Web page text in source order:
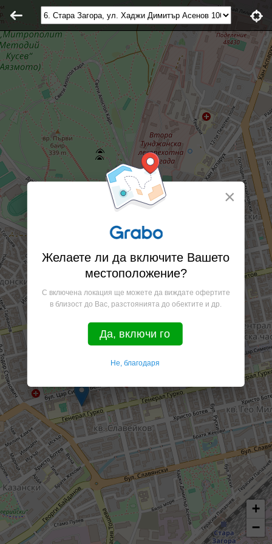
+
−
×
Желаете ли да включите Вашето
местоположение?
С включена локация ще можете да виждате офертите
в близост до Вас, разстоянията до обектите и др.
Да, включи го
Не, благодаря